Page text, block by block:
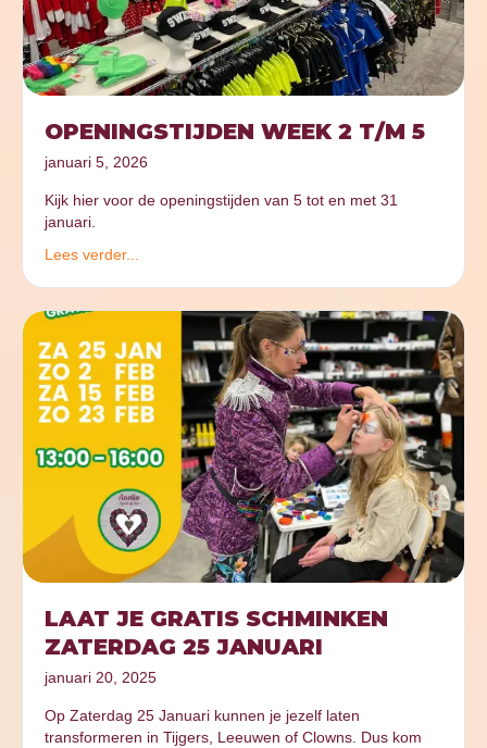
OPENINGSTIJDEN WEEK 2 T/M 5
januari 5, 2026
Kijk hier voor de openingstijden van 5 tot en met 31
januari.
Lees verder...
LAAT JE GRATIS SCHMINKEN
ZATERDAG 25 JANUARI
januari 20, 2025
Op Zaterdag 25 Januari kunnen je jezelf laten
transformeren in Tijgers, Leeuwen of Clowns. Dus kom